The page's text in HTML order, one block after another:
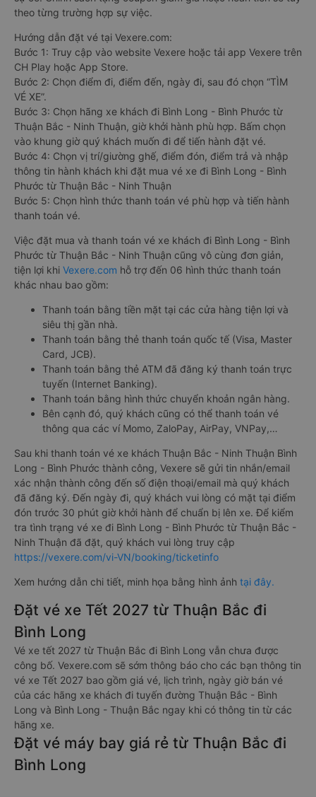
theo từng trường hợp sự việc.
Hướng dẫn đặt vé tại Vexere.com:
Bước 1: Truy cập vào website Vexere hoặc tải app Vexere trên
CH Play hoặc App Store.
Bước 2: Chọn điểm đi, điểm đến, ngày đi, sau đó chọn “TÌM
VÉ XE”.
Bước 3: Chọn hãng xe khách đi Bình Long - Bình Phước từ
Thuận Bắc - Ninh Thuận, giờ khởi hành phù hợp. Bấm chọn
vào khung giờ quý khách muốn đi để tiến hành đặt vé.
Bước 4: Chọn vị trí/giường ghế, điểm đón, điểm trả và nhập
thông tin hành khách khi đặt mua vé xe đi Bình Long - Bình
Phước từ Thuận Bắc - Ninh Thuận
Bước 5: Chọn hình thức thanh toán vé phù hợp và tiến hành
thanh toán vé.
Việc đặt mua và thanh toán vé xe khách đi Bình Long - Bình
Phước từ Thuận Bắc - Ninh Thuận cũng vô cùng đơn giản,
tiện lợi khi Vexere.com hỗ trợ đến 06 hình thức thanh toán
khác nhau bao gồm:
Thanh toán bằng tiền mặt tại các cửa hàng tiện lợi và
siêu thị gần nhà.
Thanh toán bằng thẻ thanh toán quốc tế (Visa, Master
Card, JCB).
Thanh toán bằng thẻ ATM đã đăng ký thanh toán trực
tuyến (Internet Banking).
Thanh toán bằng hình thức chuyển khoản ngân hàng.
Bên cạnh đó, quý khách cũng có thể thanh toán vé
thông qua các ví Momo, ZaloPay, AirPay, VNPay,…
Sau khi thanh toán vé xe khách Thuận Bắc - Ninh Thuận Bình
Long - Bình Phước thành công, Vexere sẽ gửi tin nhắn/email
xác nhận thành công đến số điện thoại/email mà quý khách
đã đăng ký. Đến ngày đi, quý khách vui lòng có mặt tại điểm
đón trước 30 phút giờ khởi hành để chuẩn bị lên xe. Để kiểm
tra tình trạng vé xe đi Bình Long - Bình Phước từ Thuận Bắc -
Ninh Thuận đã đặt, quý khách vui lòng truy cập
https://vexere.com/vi-VN/booking/ticketinfo
Xem hướng dẫn chi tiết, minh họa bằng hình ảnh tại đây.
Đặt vé xe Tết 2027 từ Thuận Bắc đi
Bình Long
Vé xe tết 2027 từ Thuận Bắc đi Bình Long vẫn chưa được
công bố. Vexere.com sẽ sớm thông báo cho các bạn thông tin
vé xe Tết 2027 bao gồm giá vé, lịch trình, ngày giờ bán vé
của các hãng xe khách đi tuyến đường Thuận Bắc - Bình
Long và Bình Long - Thuận Bắc ngay khi có thông tin từ các
hãng xe.
Đặt vé máy bay giá rẻ từ Thuận Bắc đi
Bình Long